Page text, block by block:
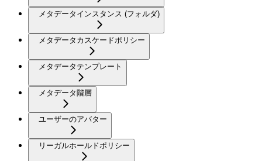
メタデータインスタンス (フォルダ)
メタデータカスケードポリシー
メタデータテンプレート
メタデータ階層
ユーザーのアバター
リーガルホールドポリシー